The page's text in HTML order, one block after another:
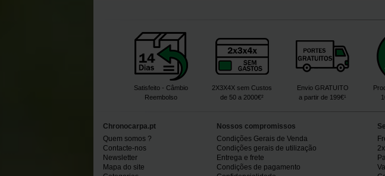
Satisfeito - Câmbio
Reembolso
2X3X4X sem Custos
de 50 a 2000€²
Envio GRATUITO
a partir de 199€¹
Chronocarpa.pt
Quem somos ?
Contacte-nos
Newsletter
Mapa do site
Nossos compromissos
Condições Gerais de Venda
Condições gerais de utilização
Entrega e frete
Condições de pagamento